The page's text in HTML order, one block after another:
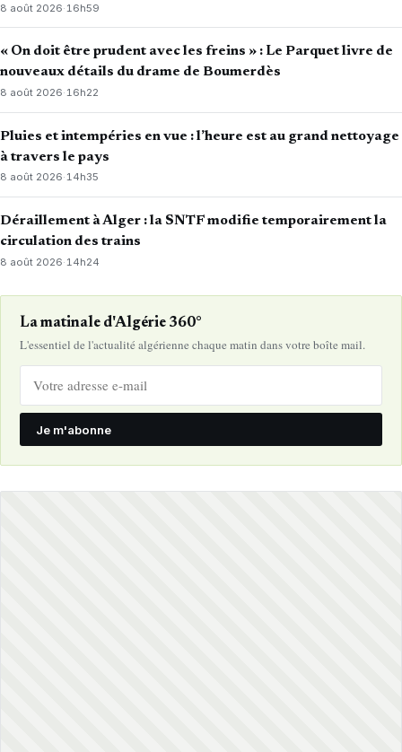
8 août 2026· 16h59
« On doit être prudent avec les freins » : Le Parquet livre de
nouveaux détails du drame de Boumerdès
8 août 2026·16h22
Pluies et intempéries en vue : l’heure est au grand nettoyage
à travers le pays
8 août 2026·14h35
Déraillement à Alger : la SNTF modifie temporairement la
circulation des trains
8 août 2026·14h24
La matinale d'Algérie 360°
L'essentiel de l'actualité algérienne chaque matin dans votre boîte mail.
Je m'abonne